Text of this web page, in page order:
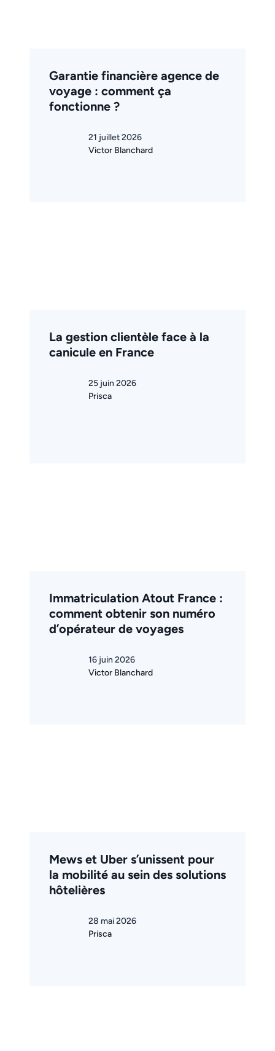
Garantie financière agence de
voyage : comment ça
fonctionne ?
21 juillet 2026
Victor Blanchard
La gestion clientèle face à la
canicule en France
25 juin 2026
Prisca
Immatriculation Atout France :
comment obtenir son numéro
d’opérateur de voyages
16 juin 2026
Victor Blanchard
Mews et Uber s’unissent pour
la mobilité au sein des solutions
hôtelières
28 mai 2026
Prisca